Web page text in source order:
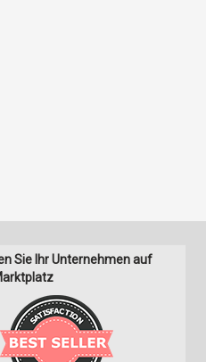
Sie Ihr Unternehmen auf